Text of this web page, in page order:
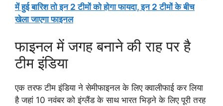
में हुई बारिश तो इन 2 टीमों को होगा फायदा, इन 2 टीमों के बीच
खेला जाएगा फाइनल
फाइनल में जगह बनाने की राह पर है
टीम इंडिया
एक तरफ टीम इंडिया ने सेमीफाइनल के लिए क्वालीफाई कर लिया
है जहां 10 नवंबर को इंग्लैंड के साथ भारत भिड़ने के लिए पूरी तरह